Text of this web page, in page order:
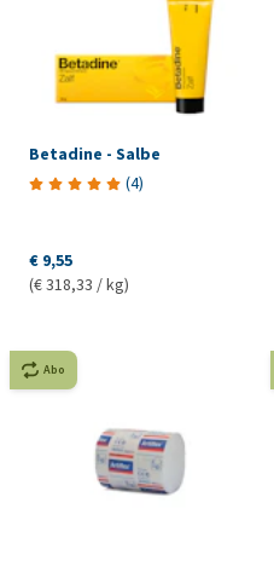
Betadine - Salbe
(4)
€ 9,55
(€ 318,33 / kg)
Abo